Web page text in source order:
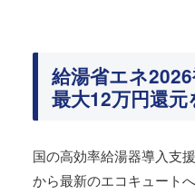
給湯省エネ
最大12万円還
国の高効率給湯器導入支
から最新のエコキュート